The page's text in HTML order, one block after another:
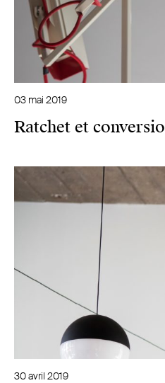
03 mai 2019
Ratchet et
30 avril 2019